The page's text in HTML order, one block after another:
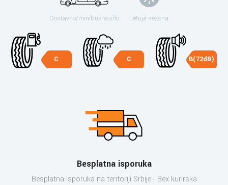
Dostavno/minibus vozilo Letnja sezona
C C B(72dB)
Besplatna isporuka
Besplatna isporuka na teritoriji Srbije - Bex kurirska